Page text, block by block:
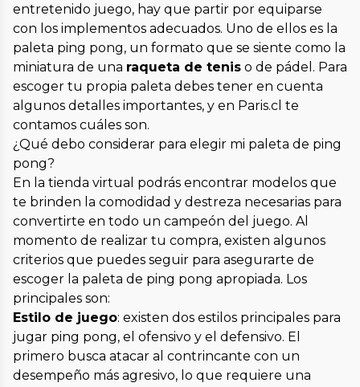
entretenido juego, hay que partir por equiparse
con los implementos adecuados. Uno de ellos es la
paleta ping pong, un formato que se siente como la
miniatura de una raqueta de tenis o de pádel. Para
escoger tu propia paleta debes tener en cuenta
algunos detalles importantes, y en Paris.cl te
contamos cuáles son.
¿Qué debo considerar para elegir mi paleta de ping
pong?
En la tienda virtual podrás encontrar modelos que
te brinden la comodidad y destreza necesarias para
convertirte en todo un campeón del juego. Al
momento de realizar tu compra, existen algunos
criterios que puedes seguir para asegurarte de
escoger la paleta de ping pong apropiada. Los
principales son:
Estilo de juego: existen dos estilos principales para
jugar ping pong, el ofensivo y el defensivo. El
primero busca atacar al contrincante con un
desempeño más agresivo, lo que requiere una